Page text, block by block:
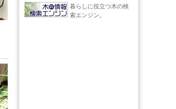
暮らしに役立つ木の検
索エンジン。